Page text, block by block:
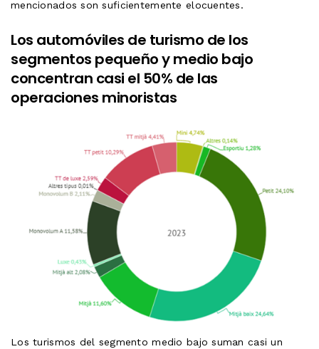
mencionados son suficientemente elocuentes.
Los automóviles de turismo de los
segmentos pequeño y medio bajo
concentran casi el 50% de las
operaciones minoristas
Los turismos del segmento medio bajo suman casi un